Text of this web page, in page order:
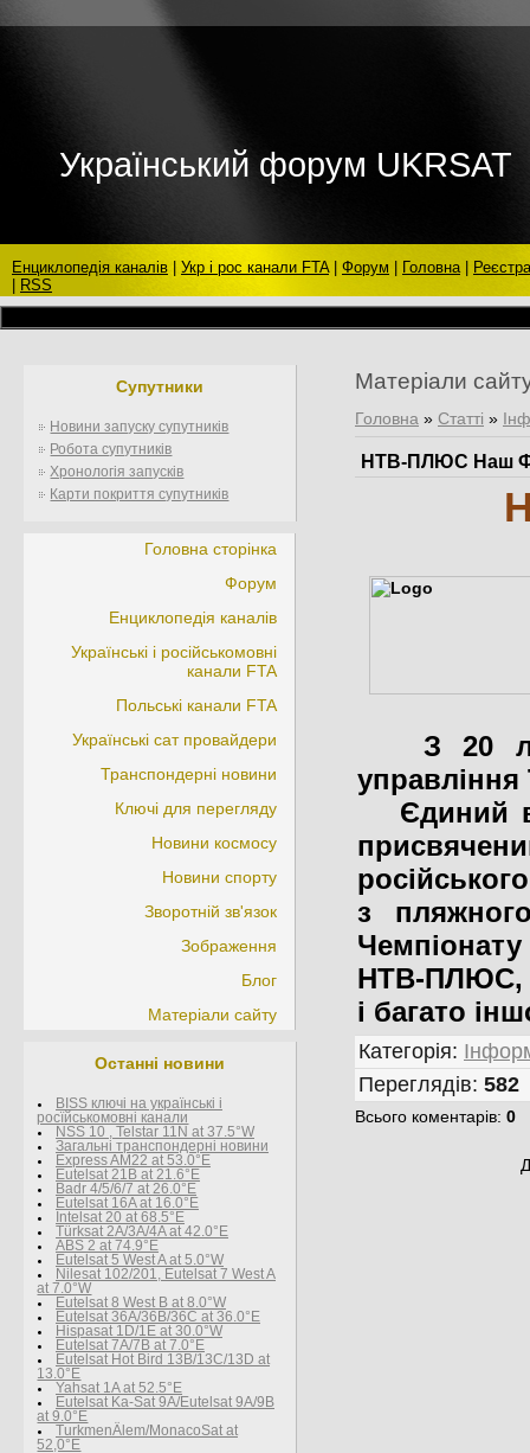
Український форум UKRSAT
Енциклопедія каналів Укр і рос канали FTA| Форум Головна|
RSS
Супутники
Новини запуску супутників
Робота супутників
Хронологія запусків
Карти покриття супутників
Головна сторінка
Форум
Енциклопедія каналів
Українські і російськомовні
канали FTA
Польські канали FTA
Українські сат провайдери
Транспондерні новини
Ключі для перегляду
Новини космосу
Новини спорту
Зворотній зв'язок
Зображення
Блог
Матеріали сайту
Останні новини
BISS ключі на українські і
росїйськомовні канали
NSS 10 , Telstar 11N at 37.5°W
Загальні транспондерні новини
Express AM22 at 53.0°E
Eutelsat 21B at 21.6°E
Badr 4/5/6/7 at 26.0°E
Eutelsat 16A at 16.0°E
Intelsat 20 at 68.5°E
Türksat 2A/3A/4A at 42.0°E
ABS 2 at 74.9°E
Eutelsat 5 West A at 5.0°W
Nilesat 102/201, Eutelsat 7 West A
at 7.0°W
Eutelsat 8 West В at 8.0°W
Eutelsat 36A/36B/36C at 36.0°E
Hispasat 1D/1E at 30.0°W
Eutelsat 7A/7B at 7.0°E
Eutelsat Hot Bird 13B/13C/13D at
13.0°E
Yahsat 1A at 52.5°E
Eutelsat Ka-Sat 9A/Eutelsat 9A/9B
at 9.0°E
TurkmenÄlem/MonacoSat at
52,0°E
Матеріали
Головна » Статті »
НТВ-ПЛЮС Наш
З 20
Єдиний в
з
НТВ-ПЛЮС,
і багато
Категорія:
Переглядів: 582
Всього коментарів: 0